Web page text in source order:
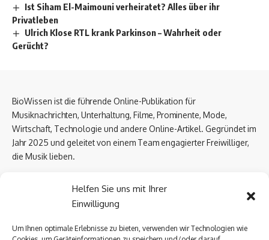
Helfen Sie uns mit Ihrer
Einwilligung
Um Ihnen optimale Erlebnisse zu bieten, verwenden wir Technologien wie
Ist Siham El-Maimouni verheiratet? Alles über ihr
Privatleben
Ulrich Klose RTL krank Parkinson – Wahrheit oder
Gerücht?
BioWissen ist die führende Online-Publikation für
Musiknachrichten, Unterhaltung, Filme, Prominente, Mode,
Wirtschaft, Technologie und andere Online-Artikel. Gegründet im
Jahr 2025 und geleitet von einem Team engagierter Freiwilliger,
die Musik lieben.